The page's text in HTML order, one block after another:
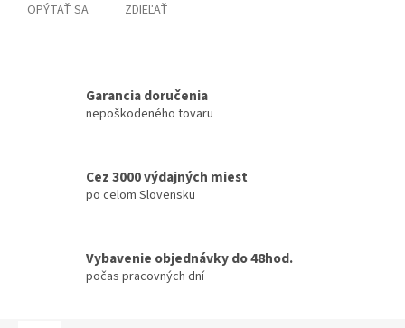
OPÝTAŤ SA ZDIEĽAŤ
Garancia doručenia
nepoškodeného tovaru
Cez 3000 výdajných miest
po celom Slovensku
Vybavenie objednávky do 48hod.
počas pracovných dní